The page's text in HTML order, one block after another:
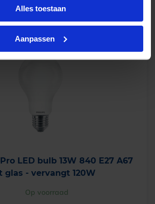
Alles toestaan
Aanpassen
In winkelwagen
LED bulb 13W 840 E27 A67
glas - vervangt 120W
Op voorraad